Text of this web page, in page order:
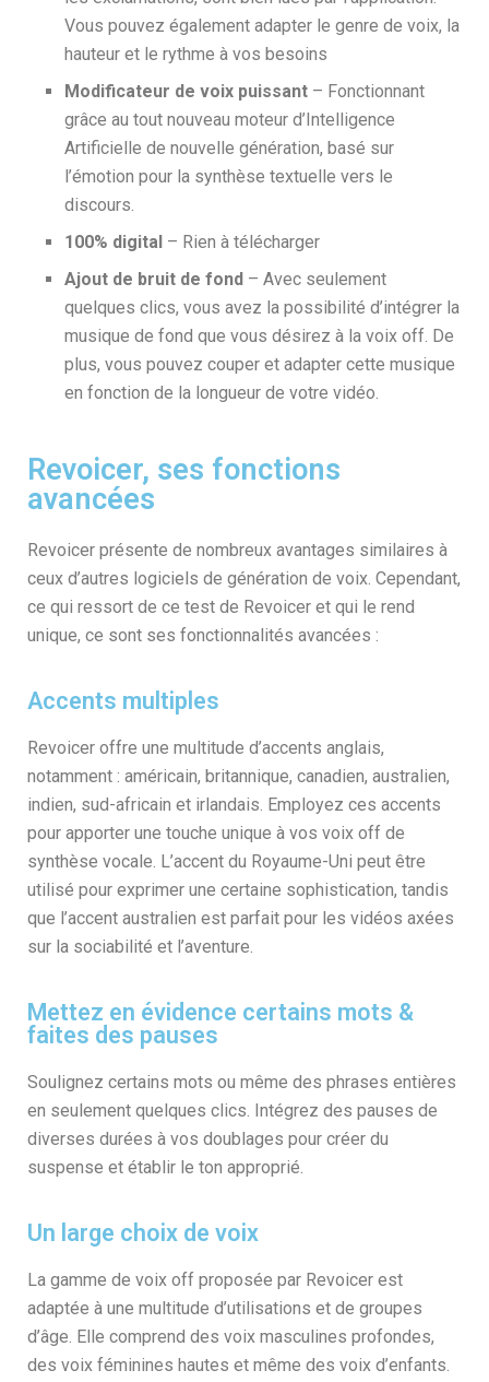
Vous pouvez également adapter le genre de voix, la
hauteur et le rythme à vos besoins
Modificateur de voix puissant – Fonctionnant
grâce au tout nouveau moteur d’Intelligence
Artificielle de nouvelle génération, basé sur
l’émotion pour la synthèse textuelle vers le
discours.
100% digital – Rien à télécharger
Ajout de bruit de fond – Avec seulement
quelques clics, vous avez la possibilité d’intégrer la
musique de fond que vous désirez à la voix off. De
plus, vous pouvez couper et adapter cette musique
en fonction de la longueur de votre vidéo.
Revoicer, ses fonctions
avancées
Revoicer présente de nombreux avantages similaires à
ceux d’autres logiciels de génération de voix. Cependant,
ce qui ressort de ce test de Revoicer et qui le rend
unique, ce sont ses fonctionnalités avancées :
Accents multiples
Revoicer offre une multitude d’accents anglais,
notamment : américain, britannique, canadien, australien,
indien, sud-africain et irlandais. Employez ces accents
pour apporter une touche unique à vos voix off de
synthèse vocale. L’accent du Royaume-Uni peut être
utilisé pour exprimer une certaine sophistication, tandis
que l’accent australien est parfait pour les vidéos axées
sur la sociabilité et l’aventure.
Mettez en évidence certains mots &
faites des pauses
Soulignez certains mots ou même des phrases entières
en seulement quelques clics. Intégrez des pauses de
diverses durées à vos doublages pour créer du
suspense et établir le ton approprié.
Un large choix de voix
La gamme de voix off proposée par Revoicer est
adaptée à une multitude d’utilisations et de groupes
d’âge. Elle comprend des voix masculines profondes,
des voix féminines hautes et même des voix d’enfants.